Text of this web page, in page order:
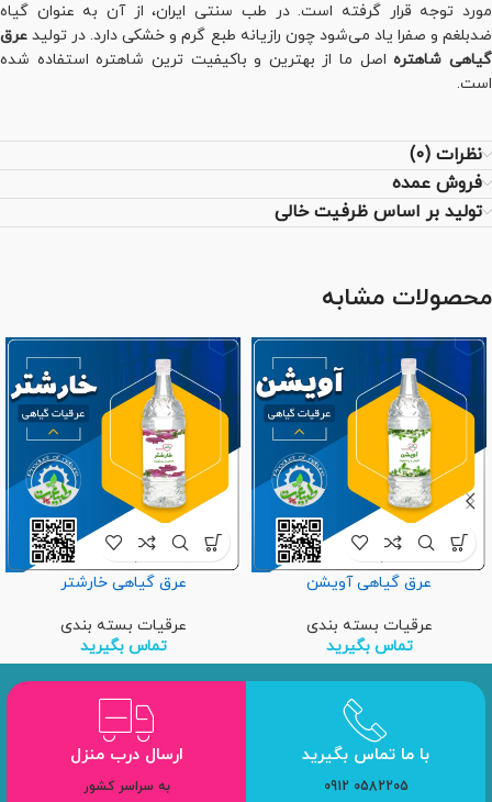
مورد توجه قرار گرفته است. در طب سنتی ایران، از آن به عنوان گیاه
ضدبلغم و صفرا یاد می‌شود چون رازیانه طبع گرم و خشکی دارد. در تولید عرق
گیاهی شاهترهاصل ما از بهترین و باکیفیت ترین شاهتره استفاده شده
است.
نظرات (0)
فروش عمده
تولید بر اساس ظرفیت خالی
محصولات مشابه
عرق گیاهی آویشن
عرقیات بسته بندی
تماس بگیرید
عرق گیاهی خارشتر
عرقیات بسته بندی
تماس بگیرید
با ما تماس بگیرید
0582205 0912
ارسال درب منزل
به سراسر کشور